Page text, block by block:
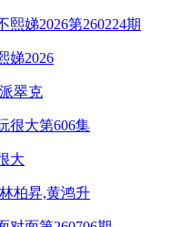
第260224期
娣2026
翠克
第606集
大
柏昇,黄鸿升